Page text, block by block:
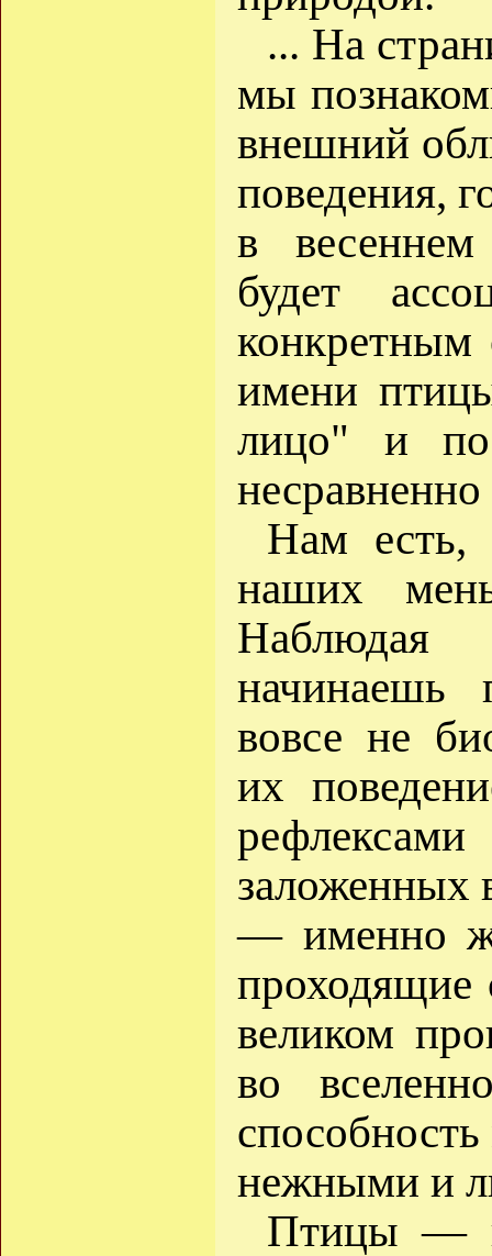
... На
мы
внешний
поведения,
в
будет
конкретным
имени
лицо" и по
Нам есть,
наших
вовсе не
их
заложенных
— именно
проходящие
великом
во
нежными и
Птицы —